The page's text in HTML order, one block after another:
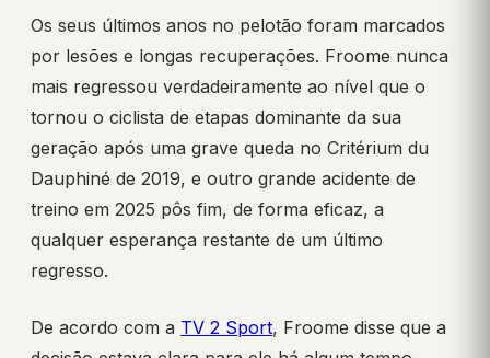
Os seus últimos anos no pelotão foram marcados
por lesões e longas recuperações. Froome nunca
mais regressou verdadeiramente ao nível que o
tornou o ciclista de etapas dominante da sua
geração após uma grave queda no Critérium du
Dauphiné de 2019, e outro grande acidente de
treino em 2025 pôs fim, de forma eficaz, a
qualquer esperança restante de um último
regresso.
De acordo com a TV 2 Sport, Froome disse que a